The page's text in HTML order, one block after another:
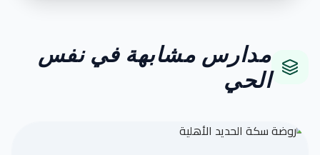
مدارس مشابهة في نفس
الحي